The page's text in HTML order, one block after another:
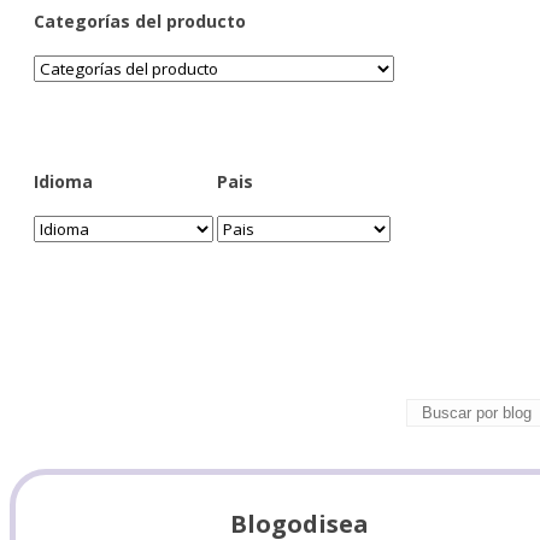
Categorías del producto
Idioma Pais
Blogodisea